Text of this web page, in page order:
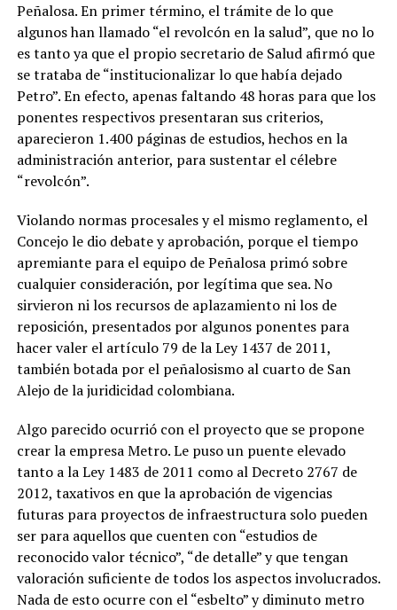
Peñalosa. En primer término, el trámite de lo que
algunos han llamado “el revolcón en la salud”, que no lo
es tanto ya que el propio secretario de Salud afirmó que
se trataba de “institucionalizar lo que había dejado
Petro”. En efecto, apenas faltando 48 horas para que los
ponentes respectivos presentaran sus criterios,
aparecieron 1.400 páginas de estudios, hechos en la
administración anterior, para sustentar el célebre
“revolcón”.
Violando normas procesales y el mismo reglamento, el
Concejo le dio debate y aprobación, porque el tiempo
apremiante para el equipo de Peñalosa primó sobre
cualquier consideración, por legítima que sea. No
sirvieron ni los recursos de aplazamiento ni los de
reposición, presentados por algunos ponentes para
hacer valer el artículo 79 de la Ley 1437 de 2011,
también botada por el peñalosismo al cuarto de San
Alejo de la juridicidad colombiana.
Algo parecido ocurrió con el proyecto que se propone
crear la empresa Metro. Le puso un puente elevado
tanto a la Ley 1483 de 2011 como al Decreto 2767 de
2012, taxativos en que la aprobación de vigencias
futuras para proyectos de infraestructura solo pueden
ser para aquellos que cuenten con “estudios de
reconocido valor técnico”, “de detalle” y que tengan
valoración suficiente de todos los aspectos involucrados.
Nada de esto ocurre con el “esbelto” y diminuto metro